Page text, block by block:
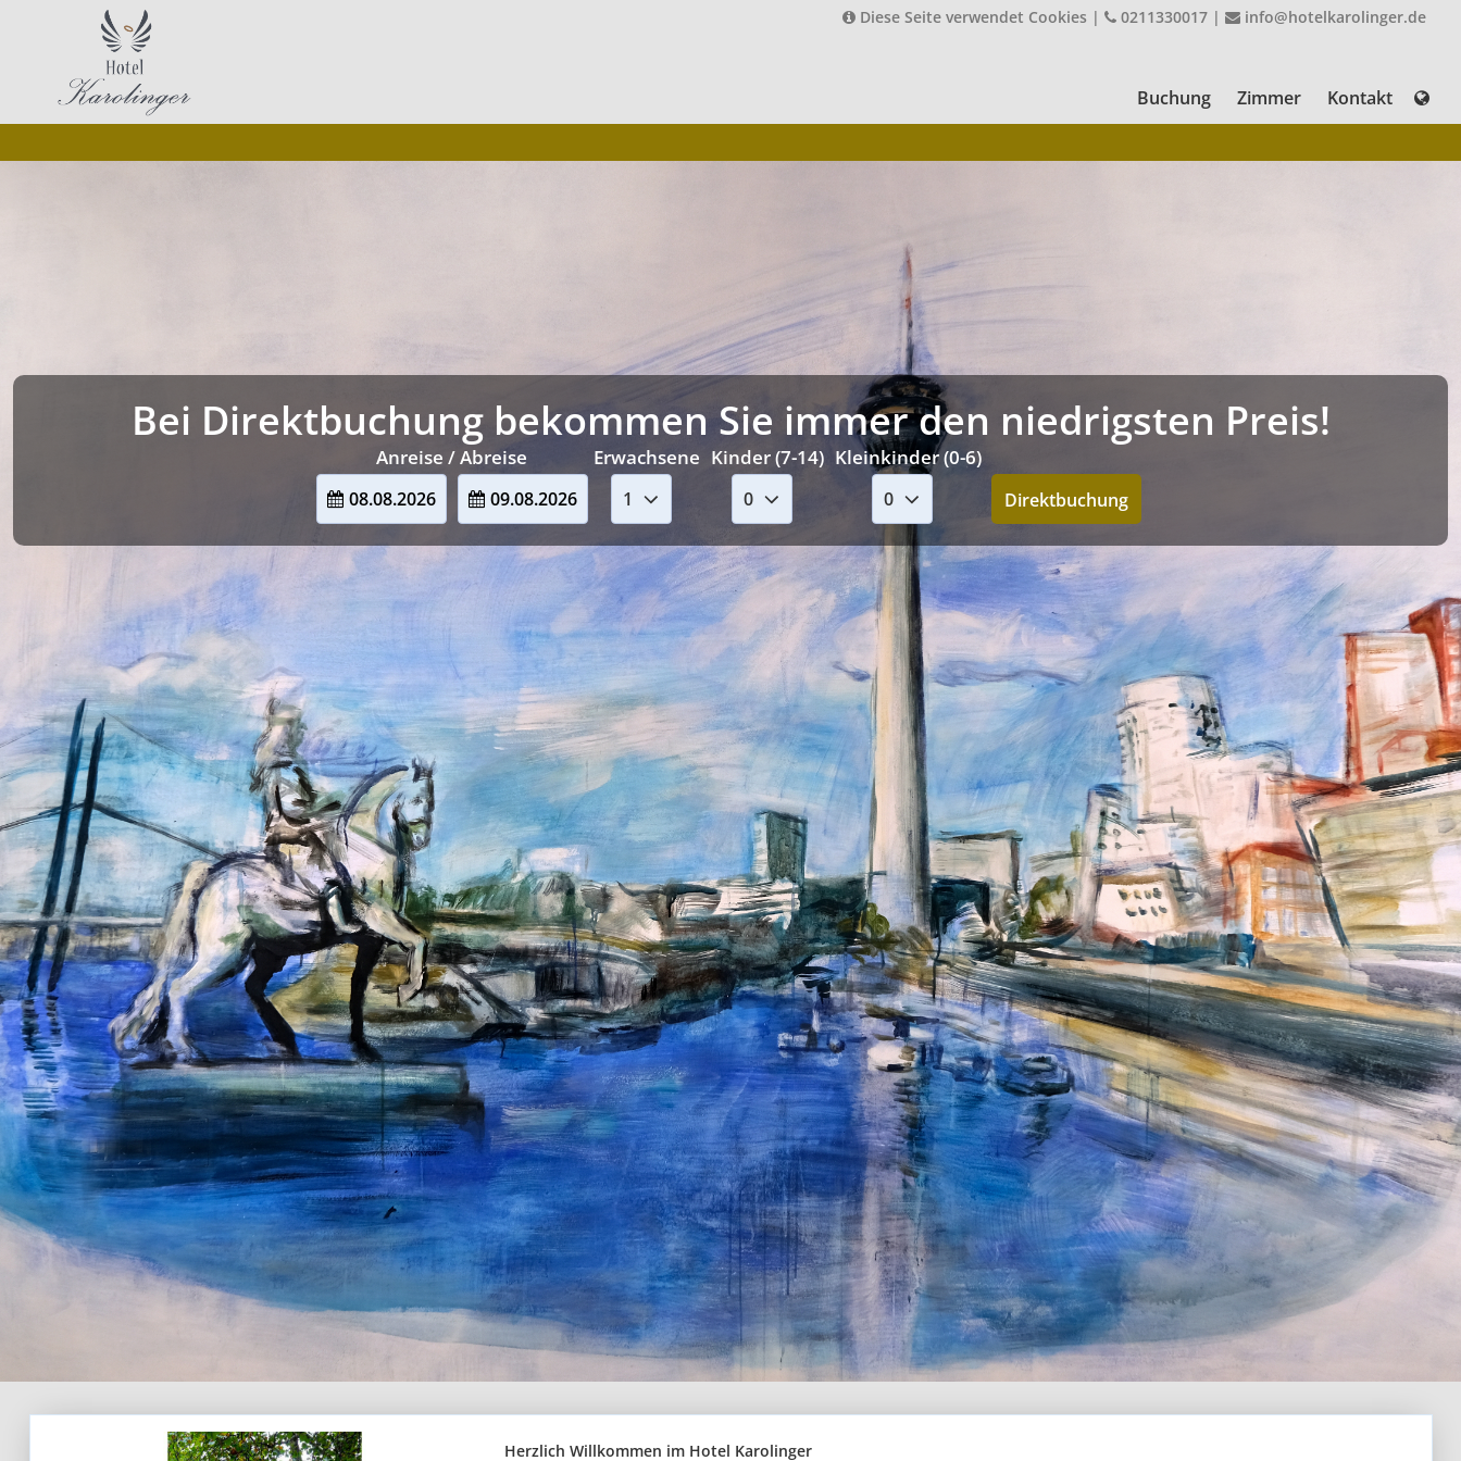
Diese Seite verwendet Cookies | 0211330017| info@hotelkarolinger.de
Buchung Zimmer Kontakt
Bei Direktbuchung bekommen Sie immer den niedrigsten Preis!
Anreise / Abreise
08.08.2026 09.08.2026
Erwachsene Kinder (7-14) Kleinkinder (0-6)
Herzlich Willkommen im Hotel Karolinger